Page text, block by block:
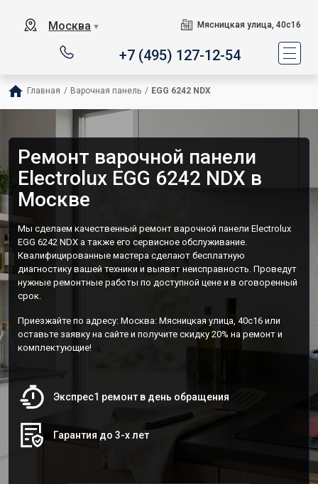
Москва ▼ Мясницкая улица, 40с16
+7 (495) 127-12-54
Главная / Варочная панель / EGG 6242 NDX
Ремонт варочной панели
Electrolux EGG 6242 NDX в
Москве
Мы сделаем качественный ремонт варочной панели Electrolux
EGG 6242 NDX а также его сервисное обслуживание.
Квалифицированные мастера сделают бесплатную
диагностику вашей техники и выявят неисправность. Проведут
нужные ремонтные работы по доступной цене и в оговоренный
срок.
Приезжайте по адресу: Москва: Мясницкая улица, 40с16 или
оставьте заявку на сайте и получите скидку 20% на ремонт и
комплектующие!
Экспрес1 ремонт в день обращения
Гарантия до 3-х лет